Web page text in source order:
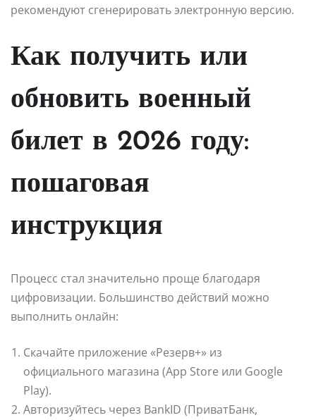
рекомендуют сгенерировать электронную версию.
Как получить или
обновить военный
билет в 2026 году:
пошаговая
инструкция
Процесс стал значительно проще благодаря
цифровизации. Большинство действий можно
выполнить онлайн:
Скачайте приложение «Резерв+» из
официального магазина (App Store или Google
Play).
Авторизуйтесь через BankID (ПриватБанк,